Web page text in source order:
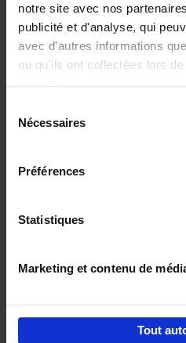
notre site avec nos
publicité et d'analyse, qui
avec d'autres informations
ou qu'ils ont collectées lors
Nécessaires
Préférences
Statistiques
Marketing et contenu de
Tout
€29,
Digital